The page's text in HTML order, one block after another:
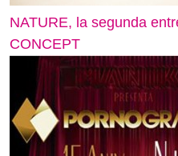
NATURE, la segunda
CONCEPT